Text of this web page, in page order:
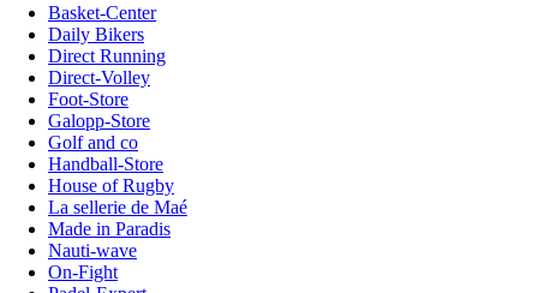
Basket-Center
Daily Bikers
Direct Running
Direct-Volley
Foot-Store
Galopp-Store
Golf and co
Handball-Store
House of Rugby
La sellerie de Maé
Made in Paradis
Nauti-wave
On-Fight